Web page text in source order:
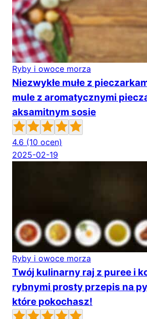
Ryby i owoce morza
Niezwykłe mułe z
mule z aromatycznymi
aksamitnym sosie
4.6 (10 ocen)
2025-02-19
Ryby i owoce morza
Twój kulinarny raj z puree i
rybnymi prosty przepis na
które pokochasz!